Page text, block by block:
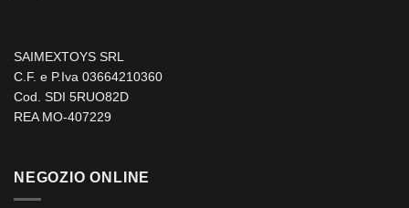
SAIMEXTOYS SRL
C.F. e P.Iva 03664210360
Cod. SDI 5RUO82D
REA MO-407229
NEGOZIO ONLINE